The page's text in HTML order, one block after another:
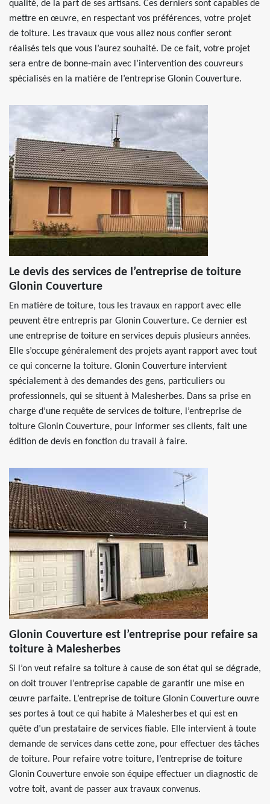
qualité, de la part de ses artisans. Ces derniers sont capables de
mettre en œuvre, en respectant vos préférences, votre projet
de toiture. Les travaux que vous allez nous confier seront
réalisés tels que vous l’aurez souhaité. De ce fait, votre projet
sera entre de bonne-main avec l’intervention des couvreurs
spécialisés en la matière de l’entreprise Glonin Couverture.
Le devis des services de l’entreprise de toiture
Glonin Couverture
En matière de toiture, tous les travaux en rapport avec elle
peuvent être entrepris par Glonin Couverture. Ce dernier est
une entreprise de toiture en services depuis plusieurs années.
Elle s’occupe généralement des projets ayant rapport avec tout
ce qui concerne la toiture. Glonin Couverture intervient
spécialement à des demandes des gens, particuliers ou
professionnels, qui se situent à Malesherbes. Dans sa prise en
charge d’une requête de services de toiture, l’entreprise de
toiture Glonin Couverture, pour informer ses clients, fait une
édition de devis en fonction du travail à faire.
Glonin Couverture est l’entreprise pour refaire sa
toiture à Malesherbes
Si l’on veut refaire sa toiture à cause de son état qui se dégrade,
on doit trouver l’entreprise capable de garantir une mise en
œuvre parfaite. L’entreprise de toiture Glonin Couverture ouvre
ses portes à tout ce qui habite à Malesherbes et qui est en
quête d’un prestataire de services fiable. Elle intervient à toute
demande de services dans cette zone, pour effectuer des tâches
de toiture. Pour refaire votre toiture, l’entreprise de toiture
Glonin Couverture envoie son équipe effectuer un diagnostic de
votre toit, avant de passer aux travaux convenus.